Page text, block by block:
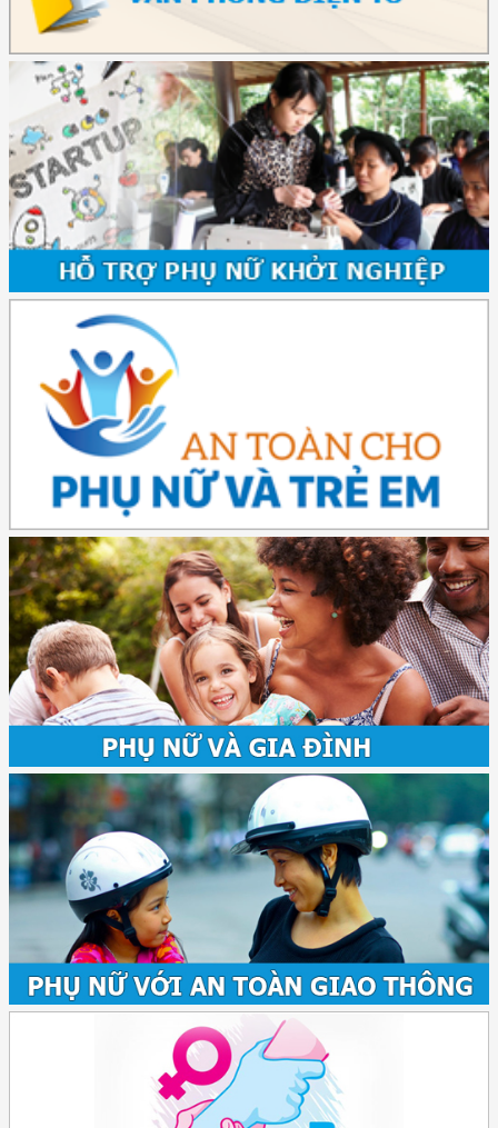
(417/QĐ-BNNMT) Quyết định phê duyệt Chương trình mục tiêu quốc gia
(891/KH-ĐCT) Kế hoạch thực hiện Nghị quyết số 72-NQ/TW ngày
9/9/2025 của Bộ ...
(2415/QĐ-TTg) Quyết định về việc phê duyệt Đề án Hỗ trợ Phụ nữ khởi
nghiệp ...